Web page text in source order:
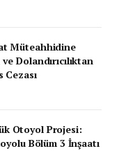
Müteahhidine
Dolandırıcılıktan
Cezası
Otoyol Projesi:
Bölüm 3 İnşaatı